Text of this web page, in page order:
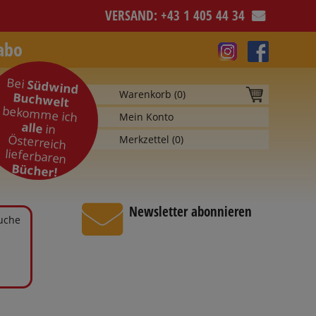
VERSAND: +43 1 405 44 34
BeiSüdwind
Buchwelt
bekomme ich
allein
Österreich
lieferbaren
Bücher!
Warenkorb (0)
Mein Konto
Merkzettel (0)
Newsletter abonnieren